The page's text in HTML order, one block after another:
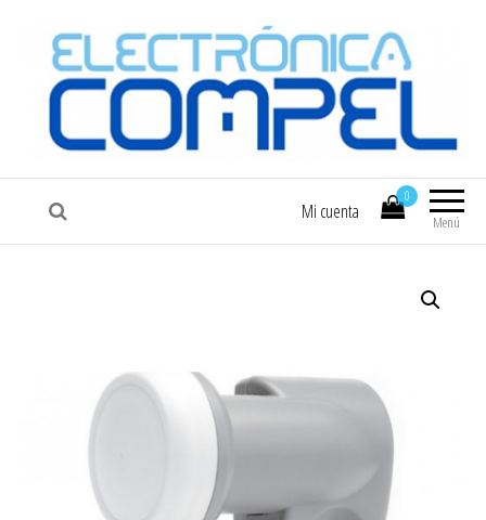
COMPEL Electrónica COMPEL
Menú
0
Mi cuenta